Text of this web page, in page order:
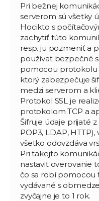
prvky. Preto
(prípadne
strane
akejkoľvek
nevieme
je mailová
správu.
Pri bežnej
serverom sú všetky
Hocikto s
zachytiť túto
resp. ju pozmeniť a
používať bezpečné
pomocou protokolu
ktorý zabezpečuje
medzi serverom a
Protokol SSL je
protokolom TCP a
Šifruje údaje prijaté
POP3, LDAP,
všetko odovzdáva
Pri takejto
nastaviť overovanie
čo sa robí pomocou
vydávané s
zvyčajne je to 1 rok.